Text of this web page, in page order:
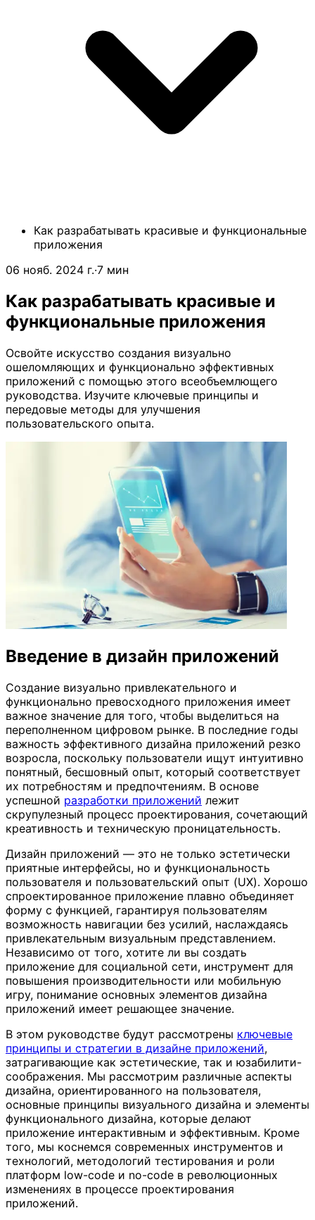
Как разрабатывать красивые и функциональные
приложения
06 нояб. 2024 г.·7 мин
Как разрабатывать красивые и
функциональные приложения
Освойте искусство создания визуально
ошеломляющих и функционально эффективных
приложений с помощью этого всеобъемлющего
руководства. Изучите ключевые принципы и
передовые методы для улучшения
пользовательского опыта.
Введение в дизайн приложений
Создание визуально привлекательного и
функционально превосходного приложения имеет
важное значение для того, чтобы выделиться на
переполненном цифровом рынке. В последние годы
важность эффективного дизайна приложений резко
возросла, поскольку пользователи ищут интуитивно
понятный, бесшовный опыт, который соответствует
их потребностям и предпочтениям. В основе
успешной разработки приложений лежит
скрупулезный процесс проектирования, сочетающий
креативность и техническую проницательность.
Дизайн приложений — это не только эстетически
приятные интерфейсы, но и функциональность
пользователя и пользовательский опыт (UX). Хорошо
спроектированное приложение плавно объединяет
форму с функцией, гарантируя пользователям
возможность навигации без усилий, наслаждаясь
привлекательным визуальным представлением.
Независимо от того, хотите ли вы создать
приложение для социальной сети, инструмент для
повышения производительности или мобильную
игру, понимание основных элементов дизайна
приложений имеет решающее значение.
В этом руководстве будут рассмотрены ключевые
принципы и стратегии в дизайне приложений,
затрагивающие как эстетические, так и юзабилити-
соображения. Мы рассмотрим различные аспекты
дизайна, ориентированного на пользователя,
основные принципы визуального дизайна и элементы
функционального дизайна, которые делают
приложение интерактивным и эффективным. Кроме
того, мы коснемся современных инструментов и
технологий, методологий тестирования и роли
платформ low-code и no-code в революционных
изменениях в процессе проектирования
приложений.